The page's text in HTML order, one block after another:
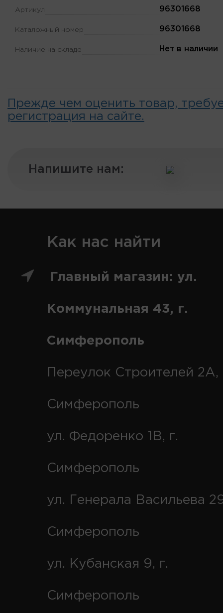
Артикул 96301668
Каталожный номер 96301668
Наличие на складе Нет в наличии
Прежде чем оценить товар,
регистрация на сайте.
Напишите нам:
Как нас найти
Главный магазин: ул.
Коммунальная 43, г.
Симферополь
Переулок Строителей 2А,
Симферополь
ул. Федоренко 1В, г.
Симферополь
ул. Генерала Васильева
Симферополь
ул. Кубанская 9, г.
Симферополь